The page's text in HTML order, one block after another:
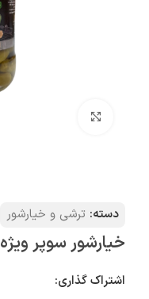
دسته: ترشی و خیارشور
خیارشور سوپر
اشتراک گذاری: